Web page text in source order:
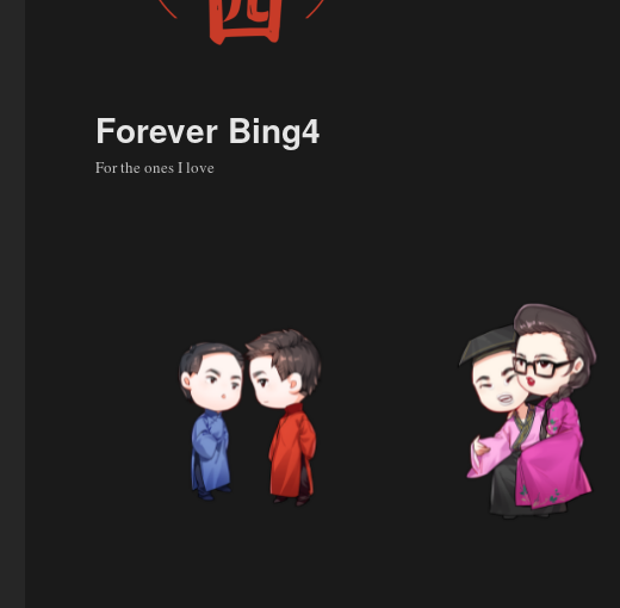
Forever Bing4
For the ones I love